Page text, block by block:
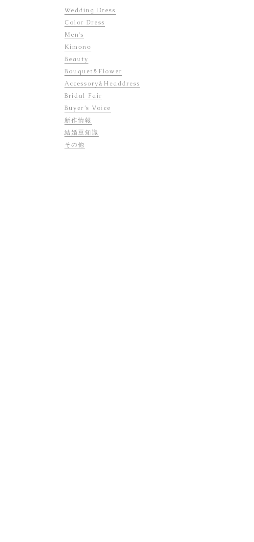
Wedding Dress
Color Dress
Men’s
Kimono
Beauty
Bouquet&Flower
Accessory&Headdress
Bridal Fair
Buyer’s Voice
新作情報
結婚豆知識
その他